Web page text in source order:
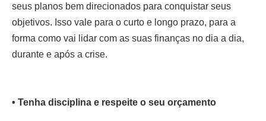
seus planos bem direcionados para conquistar seus
objetivos. Isso vale para o curto e longo prazo, para a
forma como vai lidar com as suas finanças no dia a dia,
durante e após a crise.
• Tenha disciplina e respeite o seu orçamento